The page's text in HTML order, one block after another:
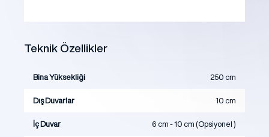
Teknik Özellikler
Bina Yüksekliği 250 cm
Dış Duvarlar 10 cm
İç Duvar 6 cm - 10 cm (Opsiyonel )